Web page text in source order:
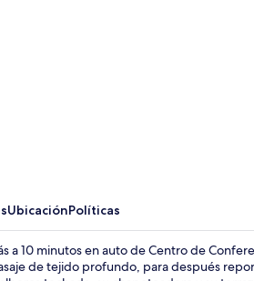
UbicaciónPolíticas
a 10 minutos en auto de Centro de
de tejido profundo, para después